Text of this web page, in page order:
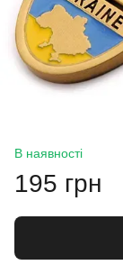
В наявності
195 грн